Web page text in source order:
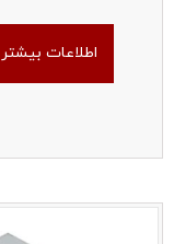
اطلاعات بیشتر